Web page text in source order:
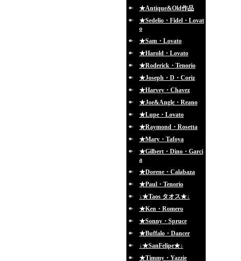
★Antique&Old作品
★Sedelio・Fidel・Lovat
o
★Sam・Lovato
★Harold・Lovato
★Roderick・Tenorio
★Joseph・D・Coriz
★Harvey・Chavez
★Joe&Angle・Reano
★Lupe・Lovato
★Raymond・Rosetta
★Mary・Tafoya
★Gilbert・Dino・Garci
a
★Dorene・Calabaza
★Paul・Tenorio
↓★Taos タオス★↓
★Ken・Romero
★Sonny・Spruce
★Buffalo・Dancer
↓★SanFelipe★↓
★Timmy・Yazzie